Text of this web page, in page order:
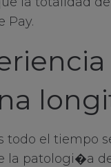
Pay.
todo el tiempo
la patologi�a